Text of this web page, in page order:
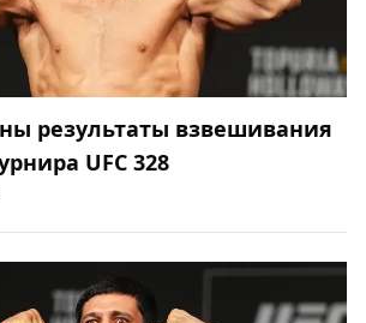
результаты взвешивания
UFC 328